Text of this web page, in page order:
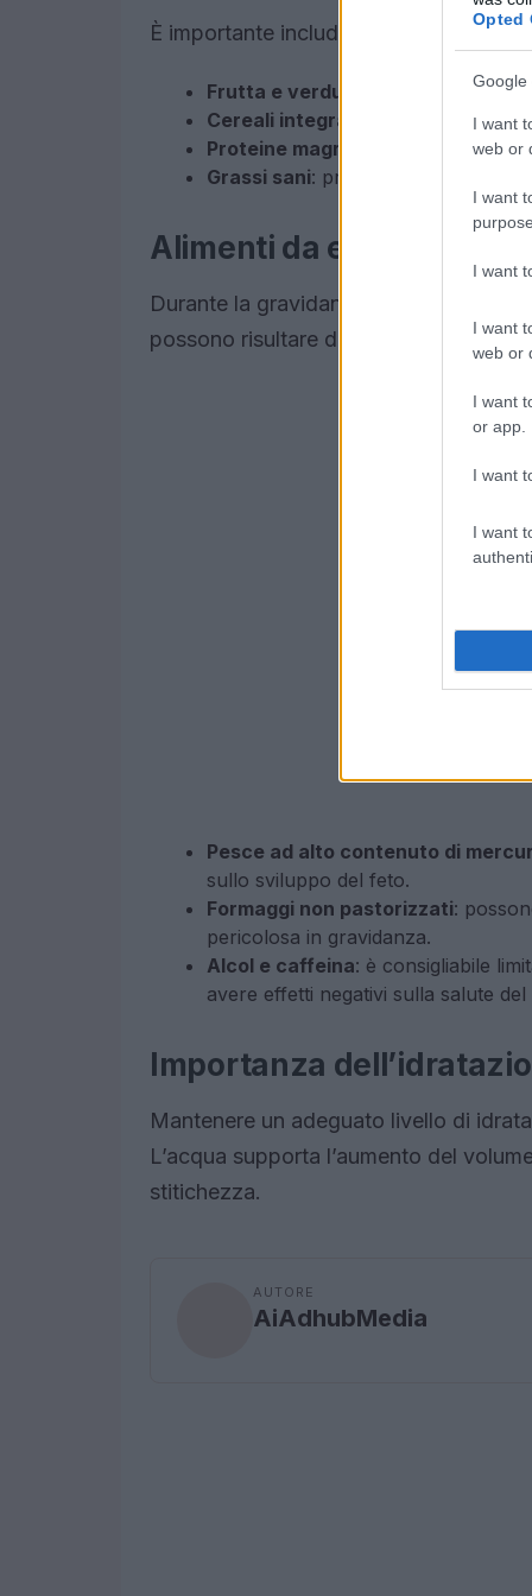
Opted
Google
I want
web or
I want
I want
I want
web or
I want
or app.
I want
I want
È importante includere nella propria
Frutta e verdura
: ricche di vitamine
Cereali integrali
: per un apporto
Proteine magre
: come pollo,
Grassi sani: provenienti da
Alimenti da evitare
Durante la gravidanza, è importante
possono risultare dannosi. Ecco alcuni
Pesce ad alto contenuto di
sullo sviluppo del feto.
Formaggi non pastorizzati:
pericolosa in gravidanza.
Alcol e caffeina: è consigliabile
avere effetti negativi sulla salute del
Importanza
Mantenere un adeguato livello di
L’acqua supporta l’aumento del
stitichezza.
AUTORE
AiAdhubMedia